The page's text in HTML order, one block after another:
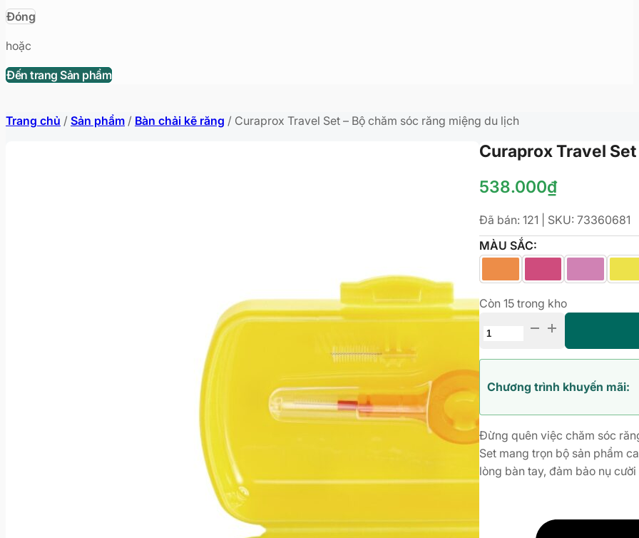
Đóng
hoặc
Đến trang Sản phẩm
Trang chủ / Sản phẩm / Bàn chải kẽ răng / Curaprox Travel Set – Bộ chăm sóc răng miệng du lịch
Curaprox Travel
538.000₫
Đã bán: 121 | SKU: 73360681
MÀU SẮC:
Còn 15 trong kho
Curaprox
Set
chăm
sóc
răng
miệng
Chương trình khuyến mãi:
Đừng quên việc chăm sóc
Set mang trọn bộ sản phẩm
lòng bàn tay, đảm bảo nụ